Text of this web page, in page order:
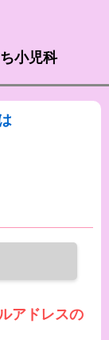
小児科
アドレスの